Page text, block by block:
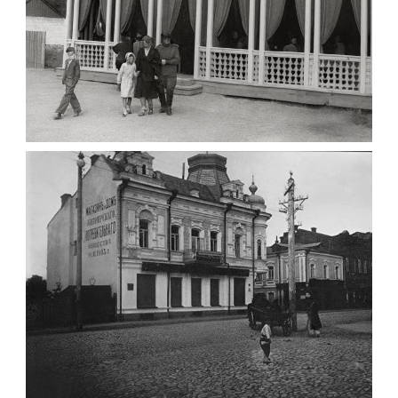
ПАВІЛЬЙОН МОРОЗИВА ЖИТОМИР 1947
Фото Житомир (1945-
1960)
Leave a comment
ФОТО ЖИТОМИРА 1905 ВУЛ.